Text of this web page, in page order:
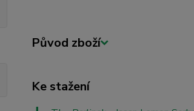
Původ zboží
Ke stažení